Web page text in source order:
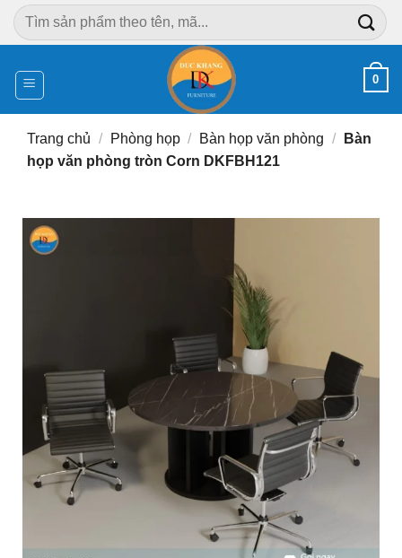
Chuyển
đến
dung
Tìm
kiếm:
0
Trang chủ / Phòng họp / Bàn họp văn phòng /
Bàn
họp văn phòng tròn Corn DKFBH121